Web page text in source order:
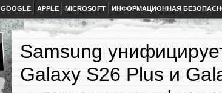
GOOGLE APPLE MICROSOFT ИНФОРМАЦИОННАЯ
Samsung
Galaxy S26 Plus и